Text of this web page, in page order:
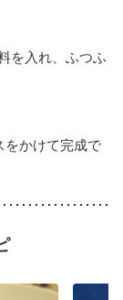
を入れ、ふつふ
をかけて完成で